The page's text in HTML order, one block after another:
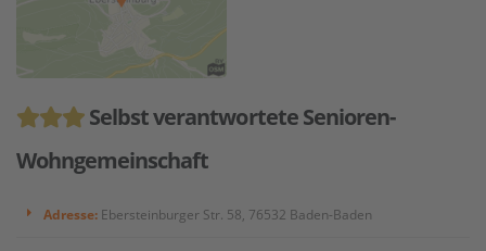
Selbst verantwortete Senioren-
Wohngemeinschaft
Adresse: Ebersteinburger Str. 58, 76532 Baden-Baden